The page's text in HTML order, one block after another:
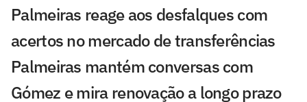
Palmeiras reage aos desfalques com
acertos no mercado de transferências
Palmeiras mantém conversas com
Gómez e mira renovação a longo prazo